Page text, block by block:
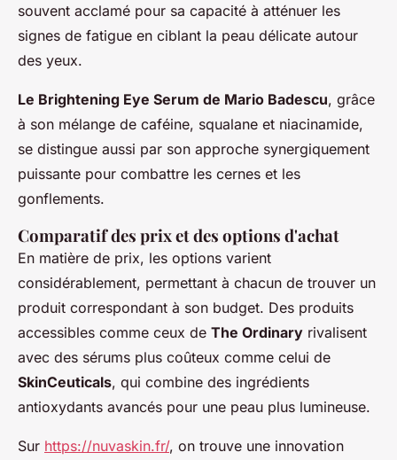
souvent acclamé pour sa capacité à atténuer les
signes de fatigue en ciblant la peau délicate autour
des yeux.
Le Brightening Eye Serum de Mario Badescu, grâce
à son mélange de caféine, squalane et niacinamide,
se distingue aussi par son approche synergiquement
puissante pour combattre les cernes et les
gonflements.
Comparatif des prix et des options d'achat
En matière de prix, les options varient
considérablement, permettant à chacun de trouver un
produit correspondant à son budget. Des produits
accessibles comme ceux de The Ordinary rivalisent
avec des sérums plus coûteux comme celui de
SkinCeuticals, qui combine des ingrédients
antioxydants avancés pour une peau plus lumineuse.
Sur https://nuvaskin.fr/, on trouve une innovation